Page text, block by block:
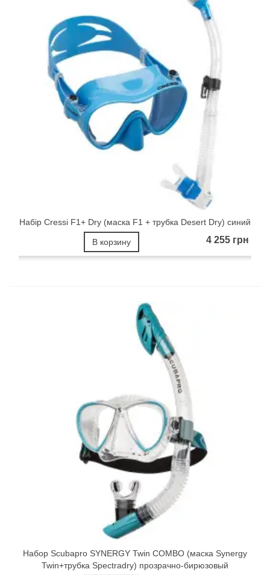
Набір Cressi F1+ Dry (маска F1 + трубка Desert Dry) синий
4 255 грн
В корзину
Набор Scubapro SYNERGY Twin COMBO (маска Synergy
Twin+трубка Spectradry) прозрачно-бирюзовый